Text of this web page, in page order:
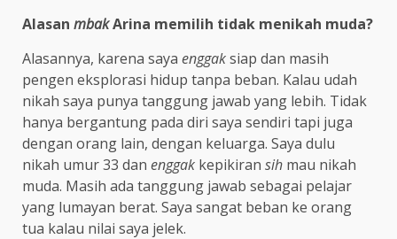
Alasan mbakArina memilih tidak menikah muda?
Alasannya, karena saya enggaksiap dan masih
pengen eksplorasi hidup tanpa beban. Kalau udah
nikah saya punya tanggung jawab yang lebih. Tidak
hanya bergantung pada diri saya sendiri tapi juga
dengan orang lain, dengan keluarga. Saya dulu
nikah umur 33 dan enggak kepikiran sih mau nikah
muda. Masih ada tanggung jawab sebagai pelajar
yang lumayan berat. Saya sangat beban ke orang
tua kalau nilai saya jelek.